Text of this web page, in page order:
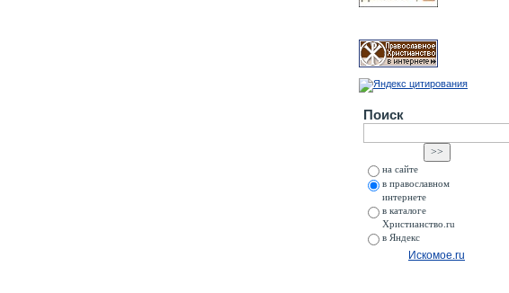
Поиск
на сайте
в православном
интернете
в каталоге
Христианство.ru
в Яндекс
Искомое.ru